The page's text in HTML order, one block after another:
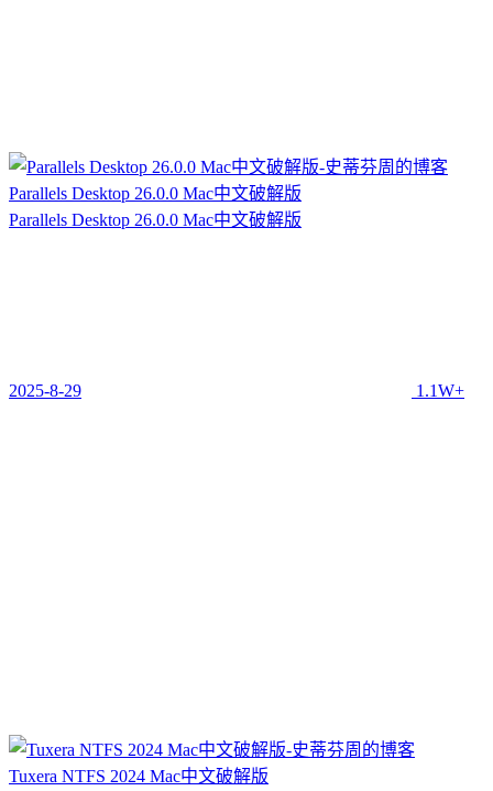
Parallels Desktop 26.0.0 Mac中文破解版
Parallels Desktop 26.0.0 Mac中文破解版
2025-8-29 1.1W+
Tuxera NTFS 2024 Mac中文破解版